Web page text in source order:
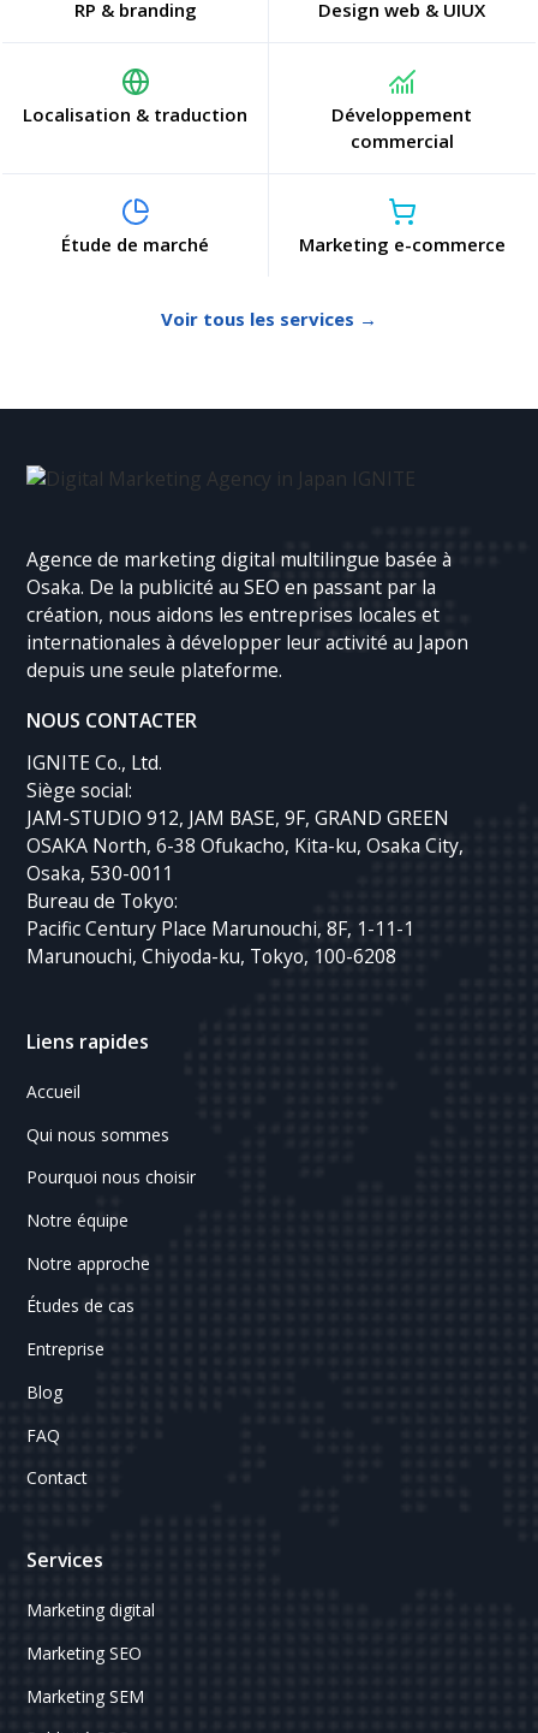
RP & branding Design web & UIUX
Localisation & traduction
Développement
commercial
Étude de marché Marketing e-commerce
Voir tous les services →
Agence de marketing digital multilingue basée à
Osaka. De la publicité au SEO en passant par la
création, nous aidons les entreprises locales et
internationales à développer leur activité au Japon
depuis une seule plateforme.
NOUS CONTACTER
IGNITE Co., Ltd.
Siège social:
JAM-STUDIO 912, JAM BASE, 9F, GRAND GREEN
OSAKA North, 6-38 Ofukacho, Kita-ku, Osaka City,
Osaka, 530-0011
Bureau de Tokyo:
Pacific Century Place Marunouchi, 8F, 1-11-1
Marunouchi, Chiyoda-ku, Tokyo, 100-6208
Liens rapides
Accueil
Qui nous sommes
Pourquoi nous choisir
Notre équipe
Notre approche
Études de cas
Entreprise
Blog
FAQ
Contact
Services
Marketing digital
Marketing SEO
Marketing SEM